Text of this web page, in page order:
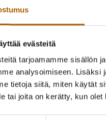
evästeitä
tarjoamamme sisällön
analysoimiseen. Lisäksi
tietoja siitä, miten käytät
tai joita on kerätty, kun